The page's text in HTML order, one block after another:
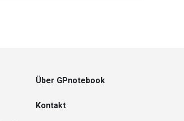
Über GPnotebook
Kontakt